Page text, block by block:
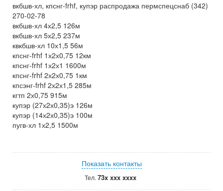
вкбшв-хл, кпснг-frhf, купэр распродажа пермспецснаб (342)
270-02-78
вкбшв-хл 4х2,5 126м
вкбшв-хл 5х2,5 237м
квкбшв-хл 10х1,5 56м
кпснг-frhf 1х2х0,75 12км
кпснг-frhf 1х2х1 1600м
кпснг-frhf 2х2х0,75 1км
кпсэнг-frhf 2х2х1,5 285м
кгтп 2х0,75 915м
купэр (27х2х0,35)э 126м
купэр (14х2х0,35)э 100м
пугв-хл 1х2,5 1500м
Показать контакты
Тел. 73x xxx xxxx